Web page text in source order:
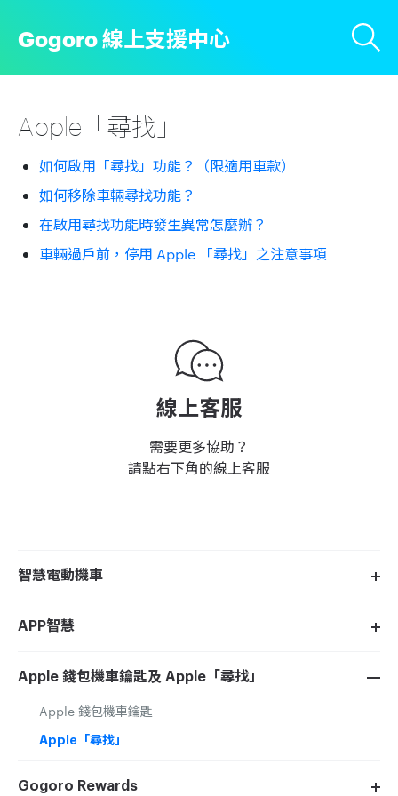
Gogoro 線上支援中心
Apple「尋找」
如何啟用「尋找」功能？（限適用車款）
如何移除車輛尋找功能？
在啟用尋找功能時發生異常怎麼辦？
車輛過戶前，停用 Apple 「尋找」之注意事項
線上客服
需要更多協助？
請點右下角的線上客服
智慧電動機車
APP智慧
Apple 錢包機車鑰匙及 Apple「尋找」
Apple 錢包機車鑰匙
Apple「尋找」
Gogoro Rewards